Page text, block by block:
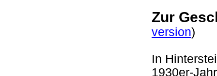
Zur
version)
In
1930er-